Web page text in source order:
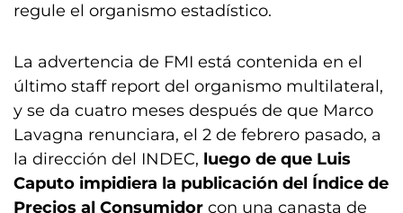
regule el organismo estadístico.
La advertencia de FMI está contenida en el
último staff report del organismo multilateral,
y se da cuatro meses después de que Marco
Lavagna renunciara, el 2 de febrero pasado, a
la dirección del INDEC, luego de que Luis
Caputo impidiera la publicación del Índice de
Precios al Consumidor con una canasta de